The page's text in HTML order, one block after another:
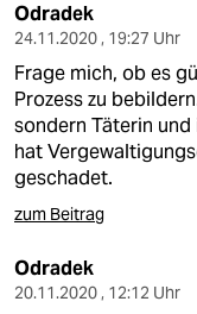
Odradek
24.11.2020 , 19:27 Uhr
Frage mich, ob es
Prozess zu
sondern Täterin
hat
geschadet.
zum Beitrag
Odradek
20.11.2020 , 12:12 Uhr